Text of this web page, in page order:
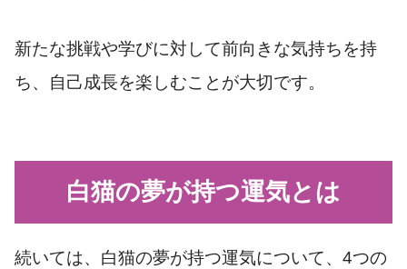
新たな挑戦や学びに対して前向きな気持ちを持
ち、自己成長を楽しむことが大切です。
白猫の夢が持つ運気とは
続いては、白猫の夢が持つ運気について、4つの